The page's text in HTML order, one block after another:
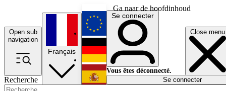
Ga naar de hoofdinhoud
Open sub
navigation
Close menu
Recherche
Français
English
Deutsch
Español
Se connecter
Vous êtes déconnecté.
Se connecter